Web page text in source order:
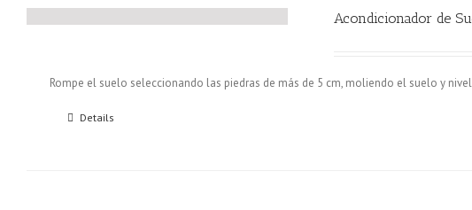
Acondicionador de
Rompe el suelo seleccionando las piedras de más de 5 cm, moliendo el suelo y
Details